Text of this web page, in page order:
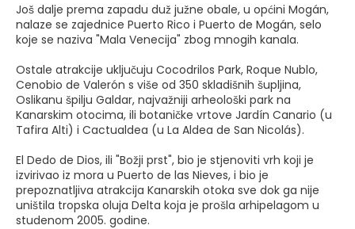
Još dalje prema zapadu duž južne obale, u općini Mogán,
nalaze se zajednice Puerto Rico i Puerto de Mogán, selo
koje se naziva "Mala Venecija" zbog mnogih kanala.
Ostale atrakcije uključuju Cocodrilos Park, Roque Nublo,
Cenobio de Valerón s više od 350 skladišnih šupljina,
Oslikanu špilju Galdar, najvažniji arheološki park na
Kanarskim otocima, ili botaničke vrtove Jardín Canario (u
Tafira Alti) i Cactualdea (u La Aldea de San Nicolás).
El Dedo de Dios, ili "Božji prst", bio je stjenoviti vrh koji je
izvirivao iz mora u Puerto de las Nieves, i bio je
prepoznatljiva atrakcija Kanarskih otoka sve dok ga nije
uništila tropska oluja Delta koja je prošla arhipelagom u
studenom 2005. godine.